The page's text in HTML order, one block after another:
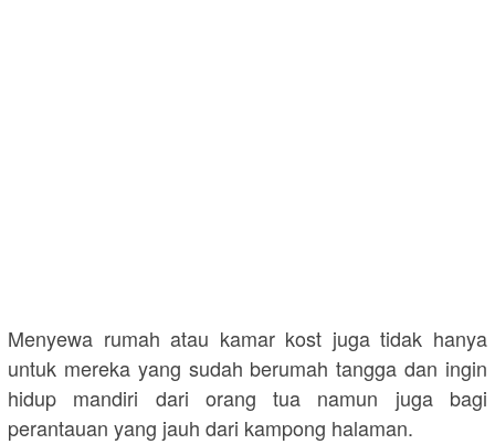
Menyewa rumah atau kamar kost juga tidak hanya
untuk mereka yang sudah berumah tangga dan ingin
hidup mandiri dari orang tua namun juga bagi
perantauan yang jauh dari kampong halaman.